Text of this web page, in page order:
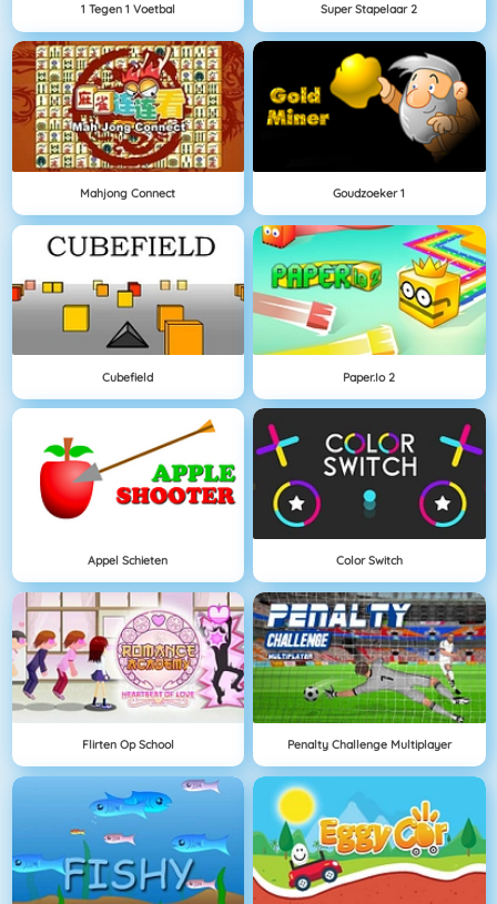
1 Tegen 1 Voetbal Super Stapelaar 2
Mahjong Connect Goudzoeker 1
Cubefield Paper.io 2
Appel Schieten Color Switch
Flirten Op School Penalty Challenge Multiplayer